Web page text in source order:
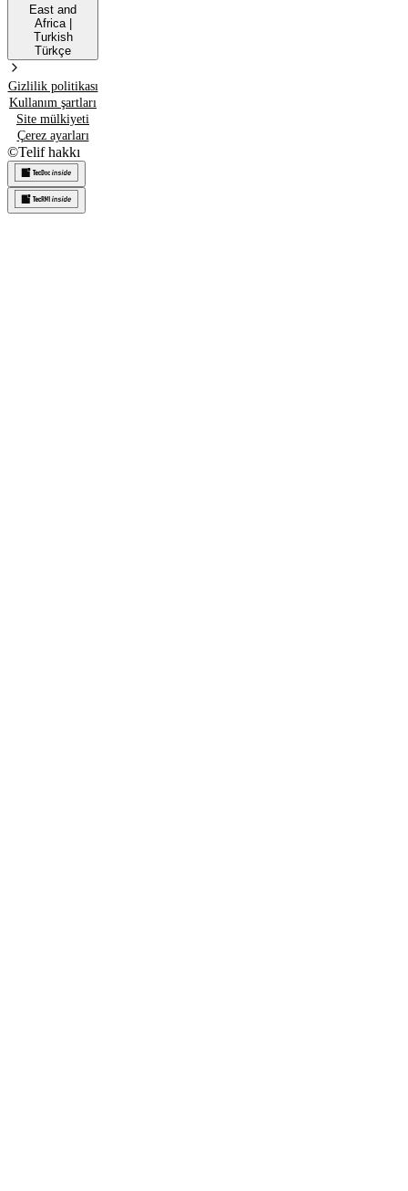
East and
Africa|
Turkish
Türkçe
Gizlilik politikası
Kullanım şartları
Site mülkiyeti
Çerez ayarları
©Telif hakkı